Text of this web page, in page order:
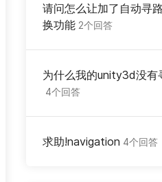
请问怎么让加了自动寻
换功能 2个回答
为什么我的unity3d没有
4个回答
求助!navigation 4个回答